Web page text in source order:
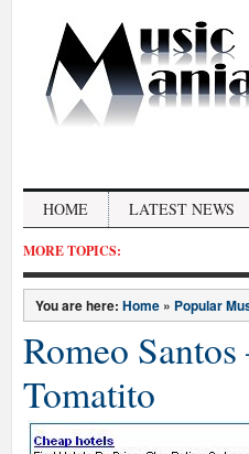
HOME LATEST NEWS
MORE TOPICS:
You are here: Home » Popular
Romeo
Tomatito